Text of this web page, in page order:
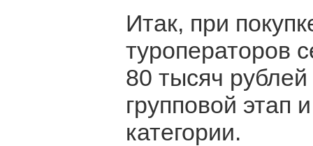
Итак, при
туроператоров
80 тысяч
групповой этап
категории.